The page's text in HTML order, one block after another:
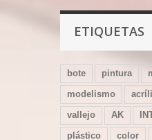
ETIQUETAS
bote pintura
modelismo
vallejo
AK
plástico
color